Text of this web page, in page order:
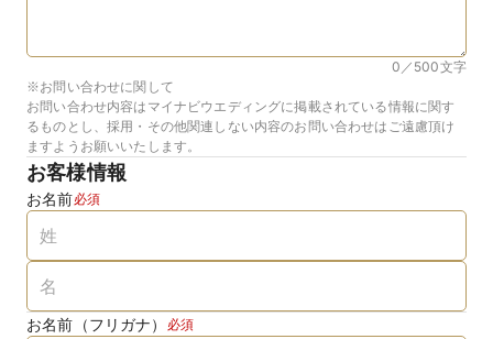
0／500文字
※お問い合わせに関して
お問い合わせ内容はマイナビウエディングに掲載されている情報に関す
るものとし、採用・その他関連しない内容のお問い合わせはご遠慮頂け
ますようお願いいたします。
お客様情報
お名前必須
お名前（フリガナ） 必須